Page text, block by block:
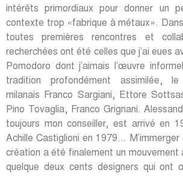
intérêts primordiaux pour donner un
contexte trop «fabrique à métaux».
toutes premières rencontres et
recherchées ont été celles que j’ai eues
Pomodoro dont j’aimais l’œuvre
tradition profondément assimilée,
milanais Franco Sargiani, Ettore
Pino Tovaglia, Franco Grignani.
toujours mon conseiller, est arrivé en
Achille Castiglioni en 1979… M’immerger
création a été finalement un mouvement
quelque deux cents designers qui ont